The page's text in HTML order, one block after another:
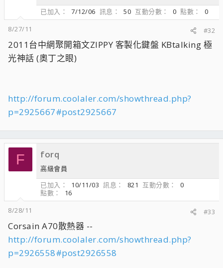
已加入
7/12/06 訊息 50 互動分數 0 點數
0
8/27/11
#32
2011台中網聚開箱文ZIPPY 客製化鍵盤 KBtalking 極
光神話 (奧丁之眼)
http://forum.coolaler.com/showthread.php?
p=2925667#post2925667
F forq
高級會員
已加入
10/11/03 訊息 821 互動分數
0
點數
16
8/28/11
#33
Corsain A70散熱器 --
http://forum.coolaler.com/showthread.php?
p=2926558#post2926558